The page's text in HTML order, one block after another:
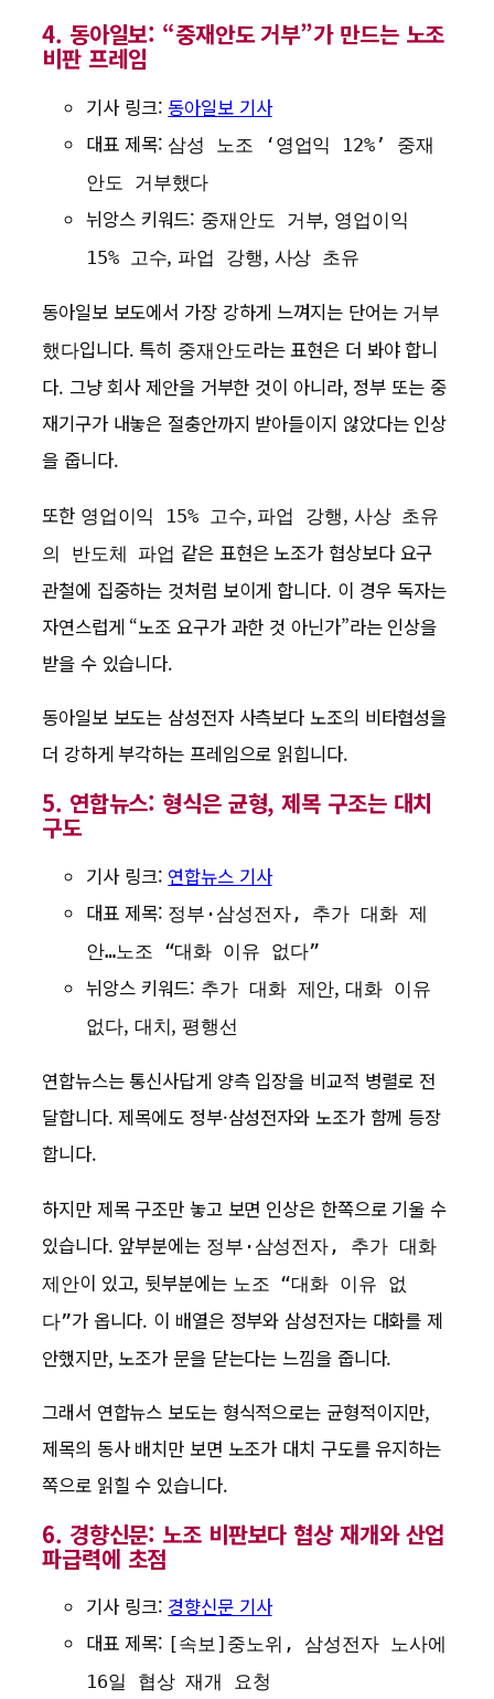
4. 동아일보: “중재안도 거부”가 만드는 노조
비판 프레임
기사 링크: 동아일보 기사
대표 제목: 삼성 노조 ‘영업익 12%’ 중재
안도 거부했다
뉘앙스 키워드: 중재안도 거부, 영업이익
15% 고수, 파업 강행, 사상 초유
동아일보 보도에서 가장 강하게 느껴지는 단어는 거부
했다입니다. 특히 중재안도라는 표현은 더 봐야 합니
다. 그냥 회사 제안을 거부한 것이 아니라, 정부 또는 중
재기구가 내놓은 절충안까지 받아들이지 않았다는 인상
을 줍니다.
또한 영업이익 15% 고수, 파업 강행, 사상 초유
의 반도체 파업 같은 표현은 노조가 협상보다 요구
관철에 집중하는 것처럼 보이게 합니다. 이 경우 독자는
자연스럽게 “노조 요구가 과한 것 아닌가”라는 인상을
받을 수 있습니다.
동아일보 보도는 삼성전자 사측보다 노조의 비타협성을
더 강하게 부각하는 프레임으로 읽힙니다.
5. 연합뉴스: 형식은 균형, 제목 구조는 대치
구도
기사 링크: 연합뉴스 기사
대표 제목: 정부·삼성전자, 추가 대화 제
안…노조 “대화 이유 없다”
뉘앙스 키워드: 추가 대화 제안,대화 이유
없다, 대치, 평행선
연합뉴스는 통신사답게 양측 입장을 비교적 병렬로 전
달합니다. 제목에도 정부·삼성전자와 노조가 함께 등장
합니다.
하지만 제목 구조만 놓고 보면 인상은 한쪽으로 기울 수
있습니다. 앞부분에는 정부·삼성전자, 추가 대화
제안이 있고, 뒷부분에는 노조 “대화 이유 없
다”가 옵니다. 이 배열은 정부와 삼성전자는 대화를 제
안했지만, 노조가 문을 닫는다는 느낌을 줍니다.
그래서 연합뉴스 보도는 형식적으로는 균형적이지만,
제목의 동사 배치만 보면 노조가 대치 구도를 유지하는
쪽으로 읽힐 수 있습니다.
6. 경향신문: 노조 비판보다 협상 재개와 산업
파급력에 초점
기사 링크: 경향신문 기사
대표 제목:
[속보]중노위, 삼성전자 노사에
16일 협상 재개 요청